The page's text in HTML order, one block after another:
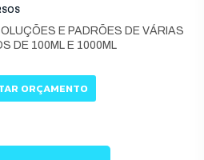
E PADRÕES DE VÁRIAS
DE 100ML E 1000ML
ORÇAMENTO